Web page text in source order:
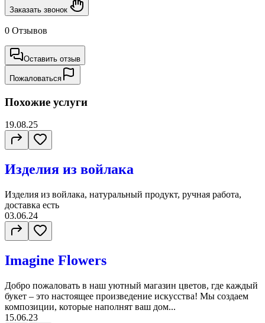
Заказать звонок
0 Отзывов
Оставить отзыв
Пожаловаться
Похожие услуги
19.08.25
Изделия из войлака
Изделия из войлака, натуральный продукт, ручная работа,
доставка есть
03.06.24
Imagine Flowers
Добро пожаловать в наш уютный магазин цветов, где каждый
букет – это настоящее произведение искусства! Мы создаем
композиции, которые наполнят ваш дом...
15.06.23